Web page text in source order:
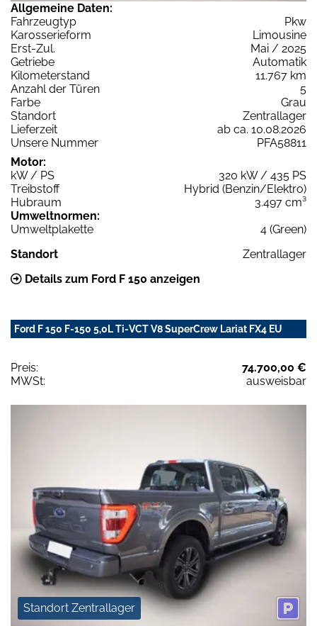
Allgemeine Daten:
Fahrzeugtyp
Pkw
Karosserieform
Limousine
Erst-Zul.
Mai / 2025
Getriebe
Automatik
Kilometerstand
11.767 km
Anzahl der Türen
5
Farbe
Grau
Standort
Zentrallager
Lieferzeit
ab ca. 10.08.2026
Unsere Nummer
PFA58811
Motor:
kW / PS
320 kW / 435 PS
Treibstoff
Hybrid (Benzin/Elektro)
Hubraum
3.497 cm³
Umweltnormen:
Umweltplakette
4 (Green)
Standort
Zentrallager
Details zum Ford F 150 anzeigen
Ford F 150 F-150 5,0L Ti-VCT V8 SuperCrew Lariat FX4 EU
Preis:
74.700,00 €
MWSt:
ausweisbar
Standort Zentrallager